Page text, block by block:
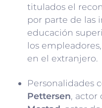
titulados el
por parte de las
educación
los
en el extranjero.
Personalidades
Pettersen, actor